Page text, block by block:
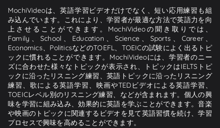
MochiVideoは、英語学習ビデオだけでなく、短い応用練習も組
み込んでいます。これにより、学習者が最適な方法で英語力を向
上させることができます。MochiVideoの聞き取りでは、
Family、School、Education、Science、Sports、Career、
Economics、PoliticsなどのTOEFL、TOEICの試験によく出るトピ
ックに慣れることができます。MochiVideoには、学習者のニー
ズに合わせた様々なトピックが表示され、トピックはIELTSトピ
ックに沿ったリスニング練習、英語トピックに沿ったリスニング
練習、歌による英語学習、映画やTEDビデオによる英語学習、
TOEICレベル別のリスニング練習、などが含まれます。個人の興
味を学習に組み込み、効果的に英語を学ぶことができます。音楽
や映画のトピックに関連するビデオを見て英語習慣を続け、学習
プロセスで興味を高めることができます。